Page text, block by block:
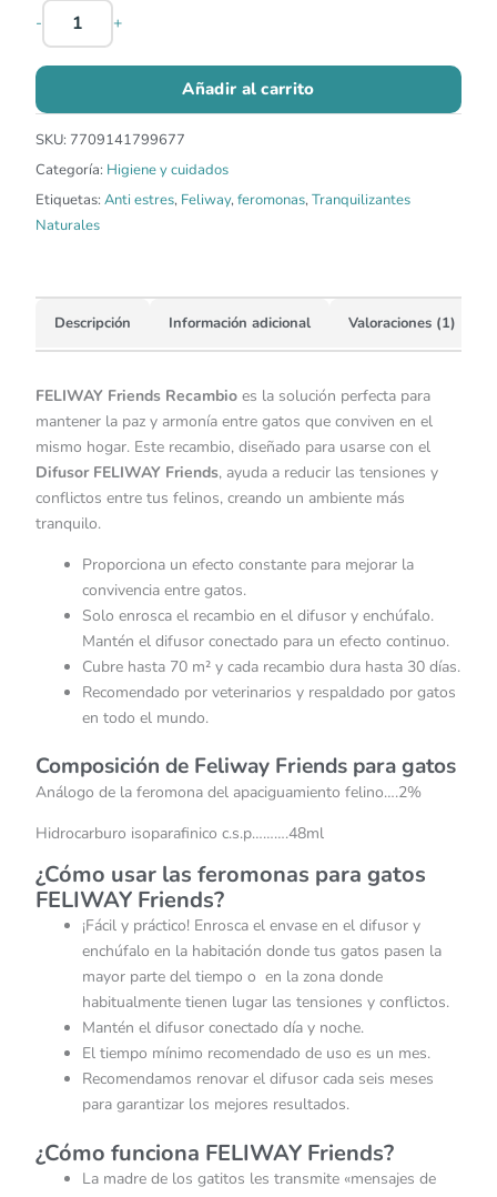
- +
Añadir al carrito
SKU: 7709141799677
Categoría: Higiene y cuidados
Etiquetas: Anti estres, Feliway,feromonas,Tranquilizantes
Naturales
Descripción Información adicional Valoraciones (1)
FELIWAY Friends Recambio es la solución perfecta para
mantener la paz y armonía entre gatos que conviven en el
mismo hogar. Este recambio, diseñado para usarse con el
Difusor FELIWAY Friends, ayuda a reducir las tensiones y
conflictos entre tus felinos, creando un ambiente más
tranquilo.
Proporciona un efecto constante para mejorar la
convivencia entre gatos.
Solo enrosca el recambio en el difusor y enchúfalo.
Mantén el difusor conectado para un efecto continuo.
Cubre hasta 70 m² y cada recambio dura hasta 30 días.
Recomendado por veterinarios y respaldado por gatos
en todo el mundo.
Composición de Feliway Friends para gatos
Análogo de la feromona del apaciguamiento felino….2%
Hidrocarburo isoparafinico c.s.p……….48ml
¿Cómo usar las feromonas para gatos
FELIWAY Friends?
¡Fácil y práctico! Enrosca el envase en el difusor y
enchúfalo en la habitación donde tus gatos pasen la
mayor parte del tiempo o en la zona donde
habitualmente tienen lugar las tensiones y conflictos.
Mantén el difusor conectado día y noche.
El tiempo mínimo recomendado de uso es un mes.
Recomendamos renovar el difusor cada seis meses
para garantizar los mejores resultados.
¿Cómo funciona FELIWAY Friends?
La madre de los gatitos les transmite «mensajes de